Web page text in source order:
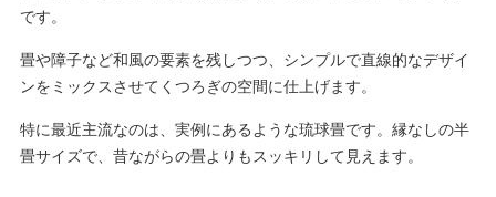
です。
畳や障子など和風の要素を残しつつ、シンプルで直線的なデザイ
ンをミックスさせてくつろぎの空間に仕上げます。
特に最近主流なのは、実例にあるような琉球畳です。縁なしの半
畳サイズで、昔ながらの畳よりもスッキリして見えます。